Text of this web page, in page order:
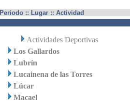
Periodo :: Lugar :: Actividad
Actividades Deportivas
Los Gallardos
Lubrín
Lucainena de las Torres
Lúcar
Macael